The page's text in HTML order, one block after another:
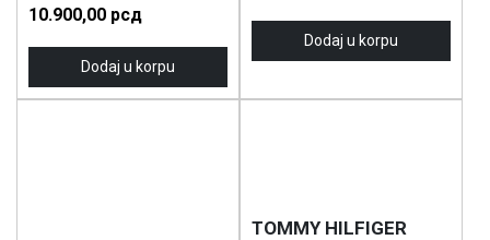
10.900,00 рсд
Dodaj u korpu
Dodaj u korpu
TOMMY HILFIGER